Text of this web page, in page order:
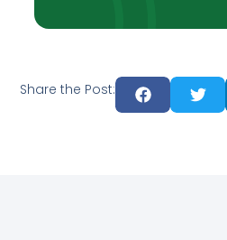
Share the Post: